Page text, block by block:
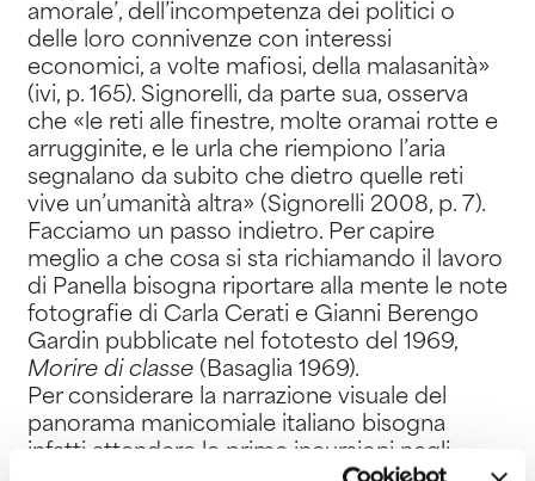
amorale’, dell’incompetenza dei politici o
delle loro connivenze con interessi
economici, a volte mafiosi, della malasanità»
(ivi, p. 165). Signorelli, da parte sua, osserva
che «le reti alle finestre, molte oramai rotte e
arrugginite, e le urla che riempiono l’aria
segnalano da subito che dietro quelle reti
vive un’umanità altra» (Signorelli 2008, p. 7).
Facciamo un passo indietro. Per capire
meglio a che cosa si sta richiamando il lavoro
di Panella bisogna riportare alla mente le note
fotografie di Carla Cerati e Gianni Berengo
Gardin pubblicate nel fototesto del 1969,
Morire di classe(Basaglia 1969).
Per considerare la narrazione visuale del
panorama manicomiale italiano bisogna
infatti attendere le prime incursioni negli